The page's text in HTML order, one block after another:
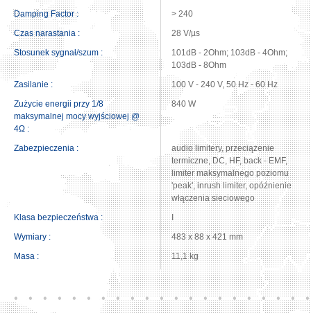
Damping Factor :
> 240
Czas narastania :
28 V/µs
Stosunek sygnał/szum :
101dB - 2Ohm; 103dB - 4Ohm;
103dB - 8Ohm
Zasilanie :
100 V - 240 V, 50 Hz - 60 Hz
Zużycie energii przy 1/8
maksymalnej mocy wyjściowej @
4Ω :
840 W
Zabezpieczenia :
audio limitery, przeciążenie
termiczne, DC, HF, back - EMF,
limiter maksymalnego poziomu
'peak', inrush limiter, opóźnienie
włączenia sieciowego
Klasa bezpieczeństwa :
I
Wymiary :
483 x 88 x 421 mm
Masa :
11,1 kg